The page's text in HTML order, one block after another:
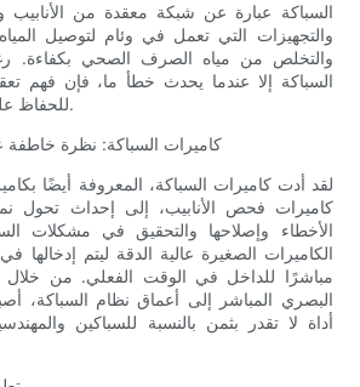
السباكة عبارة عن شبكة معقدة من الأنابيب
والتجهيزات التي تعمل في وئام لتوصيل المياه
والتخلص من مياه الصرف الصحي بكفاءة.
السباكة إلا عندما يحدث خطأ ما، فإن فهم
للحفاظ على نظام سلس وعملي.
كاميرات السباكة: نظرة خاطفة
لقد أدت كاميرات السباكة، المعروفة أيضًا
كاميرات فحص الأنابيب، إلى إحداث
الأخطاء وإصلاحها والتحقيق في مشكلات
الكاميرات الصغيرة عالية الدقة ليتم إدخالها في
مباشرًا للداخل في الوقت الفعلي. من خلال
البصري المباشر إلى أعماق نظام السباكة،
أداة لا تقدر بثمن بالنسبة للسباكين